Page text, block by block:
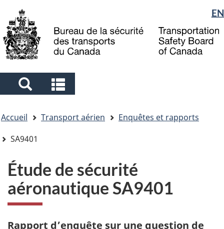
to
main
to
"About
government"
à
la
Sélection
de
la
langue
EN
Search
and
menus
and
menus
êtes
ici
Accueil Transport aérien
Enquêtes et rapports
SA9401
Étude de sécurité
aéronautique SA9401
Rapport d’enquête sur une question de